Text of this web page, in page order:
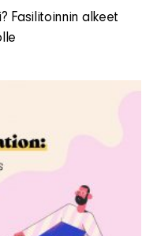
Fasilitoinnin alkeet